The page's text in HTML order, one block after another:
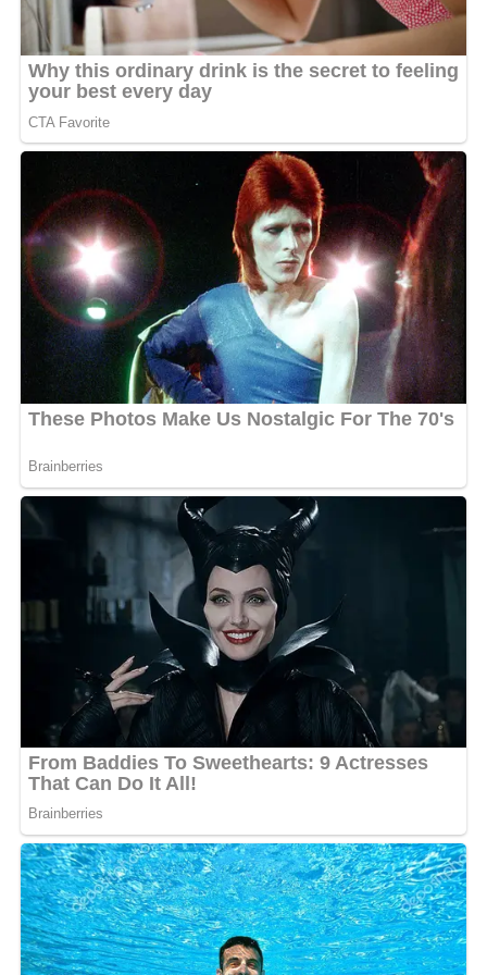
« Ozqngue W’awiri » représente un rendez-vous
incontournable. Prisca Along, avec sa voix distinctive et
son engagement envers l’exploration musicale, offre
une expérience sonore qui traverse les genres.
Une sortie à ne pas manquer, le public devrait se
préparer à être transporté par les rythmes envoûtants
de cette chanteuse traditionnelle qui continue de
repousser les limites de la créativité musicale. La Port-
Gentillaise est prête à emmener le public dans un
voyage musical inoubliable. Pour l’heure, le public
gabonais reste suspendu à la sortie de ce nouveau
album.
MOTS-CLÉS : UNE